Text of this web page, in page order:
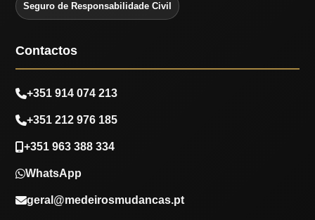
Seguro de Responsabilidade Civil
Contactos
+351 914 074 213
+351 212 976 185
+351 963 388 334
WhatsApp
geral@medeirosmudancas.pt